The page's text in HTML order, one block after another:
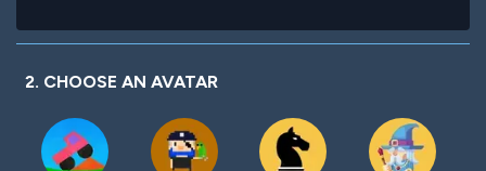
2. CHOOSE AN AVATAR